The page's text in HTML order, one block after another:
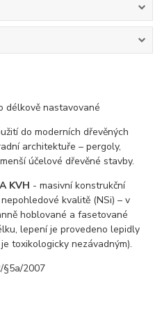
délkově nastavované
do moderních dřevěných
architektuře – pergoly,
účelové dřevěné stavby.
KVH - masivní konstrukční
kvalitě (NSi) – v
hoblované a fasetované
lepení je provedeno lepidly
toxikologicky nezávadným).
§5a/2007